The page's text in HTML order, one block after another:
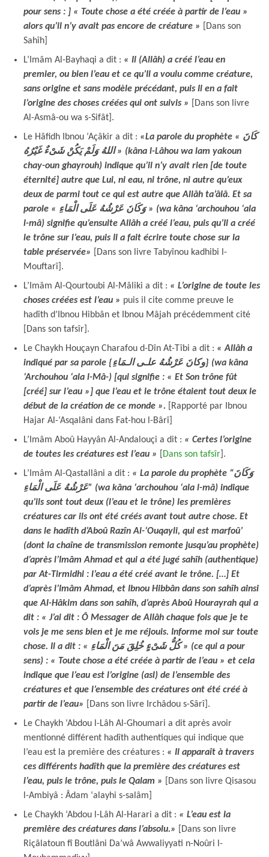
pour sens : ] « Toute chose a été créée à partir de l’eau »
alors qu’il n’y avait pas encore de créature »
[Dans son
Sahîh]
L’Imâm Al-Bayhaqi a dit : « Il (Allâh) a créé l’eau en
premier, ou bien l’eau et ce qu’Il a voulu comme créature,
sans origine et sans modèle précédant, puis Il en a fait
l’origine des choses créées qui ont suivis »
[Dans son livre
Al-Asmâ-ou wa s-Sifât].
Le Hâfidh Ibnou ‘Açâkir a dit : «La parole du prophète « كَانَ
اللهُ وَلَمْ يَكُنْ شَىْءٌ غَيْرُهُ » (kâna l-Lâhou wa lam yakoun
chay-oun ghayrouh) indique qu’il n’y avait rien [de toute
éternité] autre que Lui, ni eau, ni trône, ni autre qu’eux
deux de parmi tout ce qui est autre que Allâh ta’âlâ. Et sa
parole « وَكَانَ عَرْشُهُ عَلَى الْمَاءِ » (wa kâna ‘archouhou ‘ala
l-mâ) signifie qu’ensuite Allâh a créé l’eau, puis qu’Il a créé
le trône sur l’eau, puis Il a fait écrire toute chose sur la
table préservée»
[Dans son livre Tabyînou kadhibi l-
Mouftarî].
L’Imâm Al-Qourtoubi Al-Mâliki a dit : « L’origine de toute les
choses créées est l’eau » puis il cite comme preuve le
hadîth d’Ibnou Hibbân et Ibnou Mâjah précédemment cité
[Dans son tafsîr].
Le Chaykh Houçayn Charafou d-Dîn At-Tîbi a dit : « Allâh a
indiqué par sa parole {وكانَ عَرْشُهُ علـى الـمَاءِ} (wa kâna
‘Archouhou ‘ala l-Mâ-) [qui signifie : « Et Son trône fût
[créé] sur l’eau »] que l’eau et le trône étaient tout deux le
début de la création de ce monde ».
[Rapporté par Ibnou
Hajar Al-‘Asqalâni dans Fat-hou l-Bârî]
L’Imâm Aboû Hayyân Al-Andalouçi a dit : « Certes l’origine
de toutes les créatures est l’eau »
Dans son tafsîr ].
L’Imâm Al-Qastallâni a dit : « La parole du prophète “وَكَانَ
عَرْشُهُ عَلَى الْمَاءِ” (wa kâna ‘archouhou ‘ala l-mâ) indique
qu’ils sont tout deux (l’eau et le trône) les premières
créatures car ils ont été créés avant tout autre chose. Et
dans le hadîth d’Aboû Razîn Al-‘Ouqayli, qui est marfoû’
(dont la chaîne de transmission remonte jusqu’au prophète)
d’après l’Imâm Ahmad et qui a été jugé sahîh (authentique)
par At-Tirmidhi : l’eau a été créé avant le trône. […] Et
d’après l’Imâm Ahmad, et Ibnou Hibbân dans son sahîh ainsi
que Al-Hâkim dans son sahîh, d’après Aboû Hourayrah qui a
dit : « J’ai dit : Ô Messager de Allâh chaque fois que je te
vois je me sens bien et je me réjouis. Informe moi sur toute
chose. Il a dit : « كُلُّ شَىْءٍ خُلِقَ مَنَ الْمَاءِ » (ce qui a pour
sens) : « Toute chose a été créée à partir de l’eau » et cela
indique que l’eau est l’origine (asl) de l’ensemble des
créatures et que l’ensemble des créatures ont été créé à
partir de l’eau»
[Dans son livre Irchâdou s-Sârî].
Le Chaykh ‘Abdou l-Lâh Al-Ghoumari a dit après avoir
mentionné différent hadîth authentiques qui indique que
l’eau est la première des créatures : « Il apparaît à travers
ces différents hadîth que la première des créatures est
l’eau, puis le trône, puis le Qalam »
[Dans son livre Qisasou
l-Ambiyâ : Âdam ‘alayhi s-salâm]
Le Chaykh ‘Abdou l-Lâh Al-Harari a dit : « L’eau est la
première des créatures dans l’absolu.»
[Dans son livre
Riçâlatoun fî Boutlâni Da’wâ Awwaliyyati n-Noûri l-